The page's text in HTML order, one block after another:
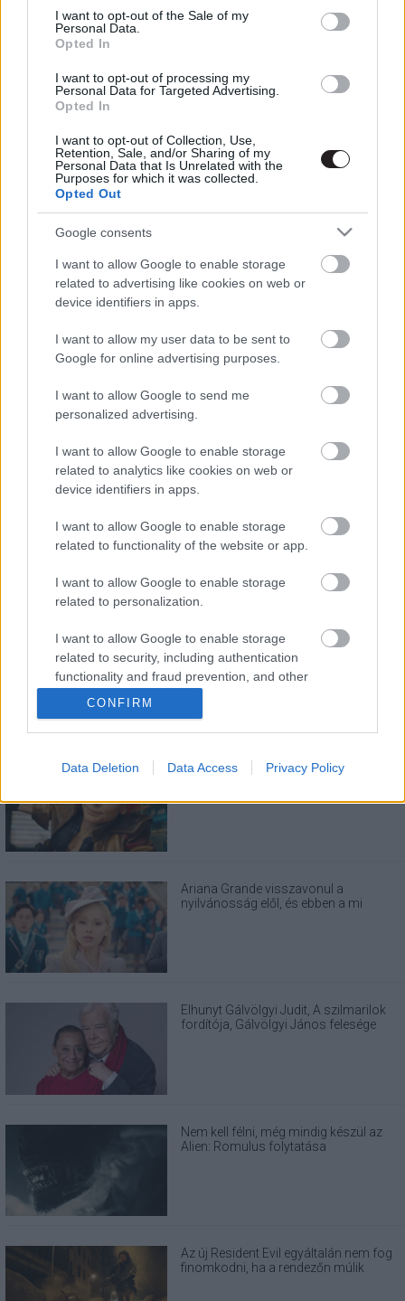
consent section.
I want to opt-out of the Sale of my
Personal Data.
Opted In
I want to opt-out of processing my
Personal Data for Targeted Advertising.
Opted In
I want to opt-out of Collection, Use,
Retention, Sale, and/or Sharing of my
Personal Data that Is Unrelated with the
Purposes for which it was collected.
Opted Out
Google consents
I want to allow Google to enable storage
related to advertising like cookies on web or
device identifiers in apps.
I want to allow my user data to be sent to
Google for online advertising purposes.
I want to allow Google to send me
personalized advertising.
I want to allow Google to enable storage
related to analytics like cookies on web or
device identifiers in apps.
I want to allow Google to enable storage
related to functionality of the website or app.
I want to allow Google to enable storage
related to personalization.
I want to allow Google to enable storage
related to security, including authentication
functionality and fraud prevention, and other
user protection.
CONFIRM
Data Deletion Data Access Privacy Policy
Megint rengeteg horrorfilmet néztünk - PuliCast
LEGOLVASOTTABBAK
A Verity olyan, mintha az Eredet és egy
pornófilm keveredett volna össze
Eli Roth nagyon szeretné, ha nem
Ariana Grande visszavonul a
nyilvánosság elől, és ebben a mi
Elhunyt Gálvölgyi Judit, A szilmarilok
fordítója, Gálvölgyi János felesége
Nem kell félni, még mindig készül az
Alien: Romulus folytatása
Az új Resident Evil egyáltalán nem fog
finomkodni, ha a rendezőn múlik